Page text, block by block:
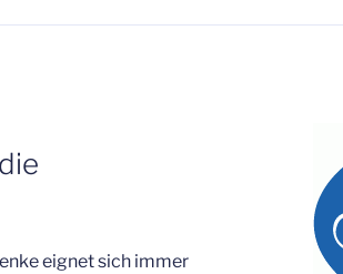
eignet sich immer